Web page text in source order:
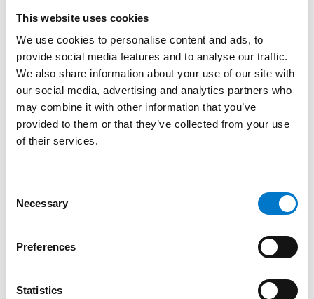
This website uses cookies
We use cookies to personalise content and ads, to
provide social media features and to analyse our traffic.
We also share information about your use of our site with
our social media, advertising and analytics partners who
may combine it with other information that you’ve
provided to them or that they’ve collected from your use
of their services.
Necessary
Preferences
Statistics